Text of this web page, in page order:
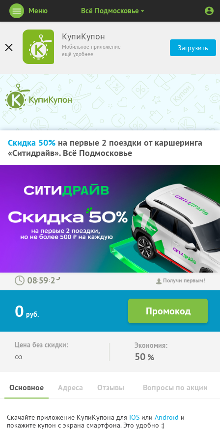
КупиКупон
Мобильное приложение
ещё удобнее
Загрузить
Меню Всё Подмосковье
Скидка 50% на первые 2 поездки от каршеринга
«Ситидрайв». Всё Подмосковье
Получи первым!
: :
0 руб.
Цена без скидки:
∞
Экономия:
50 %
Основное Отзывы Вопросы по акции
Адреса
Скачайте приложение КупиКупона для IOS или Android и
покажите купон с экрана смартфона. Это удобно :)